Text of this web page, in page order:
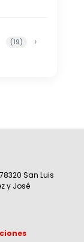
1919 productos
San Luis
y José